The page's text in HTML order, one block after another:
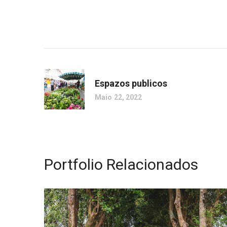
Espazos publicos
Maio 22, 2022
Portfolio Relacionados